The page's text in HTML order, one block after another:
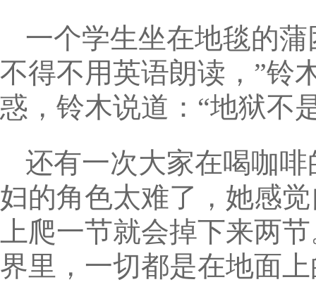
一个学生坐在地毯的
不得不用英语朗读，”铃
惑，铃木说道：“地狱不
还有一次大家在喝咖
妇的角色太难了，她感
上爬一节就会掉下来两
界里，一切都是在地面上